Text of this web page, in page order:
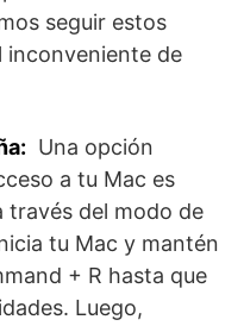
seguir estos
inconveniente de
‌ Una opción
a⁤ tu Mac es
través del modo de
tu Mac y mantén
+ R hasta que
Luego,